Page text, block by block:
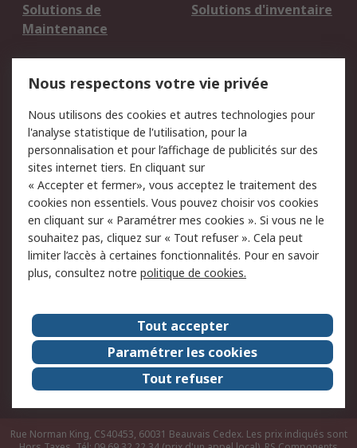
Solutions de
Maintenance
Solutions d'inventaire
du site
Politique de protection
des données - Mise à
jour
Sécurité des E-mails
Conditions générales
de vente
Politique anti-
corruption
Campagnes marketing
A propos de RS
A propos de RS France
Evénements
Le groupe RS Group Plc
Presse
RS dans le monde
Démarche RSE
Nous rejoindre
RS Particuliers
Rue Norman King, CS40453, 60031 Beauvais Cedex. Les prix indiqués sont
Nous respectons votre vie privée
Nous utilisons des cookies et autres technologies pour
l'analyse statistique de l'utilisation, pour la
personnalisation et pour l’affichage de publicités sur des
sites internet tiers. En cliquant sur
« Accepter et fermer», vous acceptez le traitement des
cookies non essentiels. Vous pouvez choisir vos cookies
en cliquant sur « Paramétrer mes cookies ». Si vous ne le
souhaitez pas, cliquez sur « Tout refuser ». Cela peut
limiter l’accès à certaines fonctionnalités. Pour en savoir
plus, consultez notre politique de cookies.
Tout accepter
Paramétrer les cookies
Tout refuser